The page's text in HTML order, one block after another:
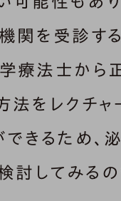
関を受診する
療法士から
法をレクチャ
できるため、
討してみる